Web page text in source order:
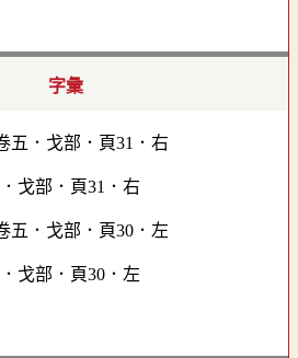
字彙
戈部．頁31．右
戈部．頁30．左